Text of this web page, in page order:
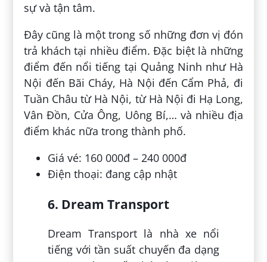
sự và tận tâm.
Đây cũng là một trong số những đơn vị đón
trả khách tại nhiều điểm. Đặc biệt là những
điểm đến nổi tiếng tại Quảng Ninh như Hà
Nội đến Bãi Cháy, Hà Nội đến Cẩm Phả, đi
Tuần Châu từ Hà Nội, từ Hà Nội đi Hạ Long,
Vân Đồn, Cửa Ông, Uông Bí,… và nhiều địa
điểm khác nữa trong thành phố.
Giá vé: 160 000đ – 240 000đ
Điện thoại: đang cập nhật
6. Dream Transport
Dream Transport là nhà xe nổi
tiếng với tần suất chuyến đa dạng